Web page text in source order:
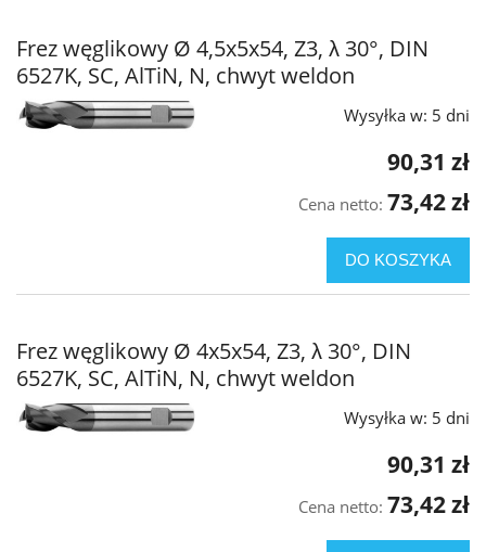
Frez węglikowy Ø 4,5x5x54, Z3, λ 30°, DIN
6527K, SC, AlTiN, N, chwyt weldon
Wysyłka w: 5 dni
90,31 zł
Cena netto: 73,42 zł
DO KOSZYKA
Frez węglikowy Ø 4x5x54, Z3, λ 30°, DIN
6527K, SC, AlTiN, N, chwyt weldon
Wysyłka w: 5 dni
90,31 zł
Cena netto: 73,42 zł